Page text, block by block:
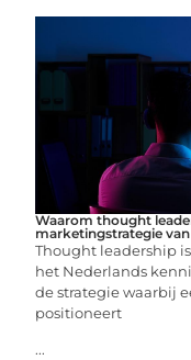
Waarom thought
marketingstrategie
Thought leadership
het Nederlands
de strategie waarbij
positioneert
...